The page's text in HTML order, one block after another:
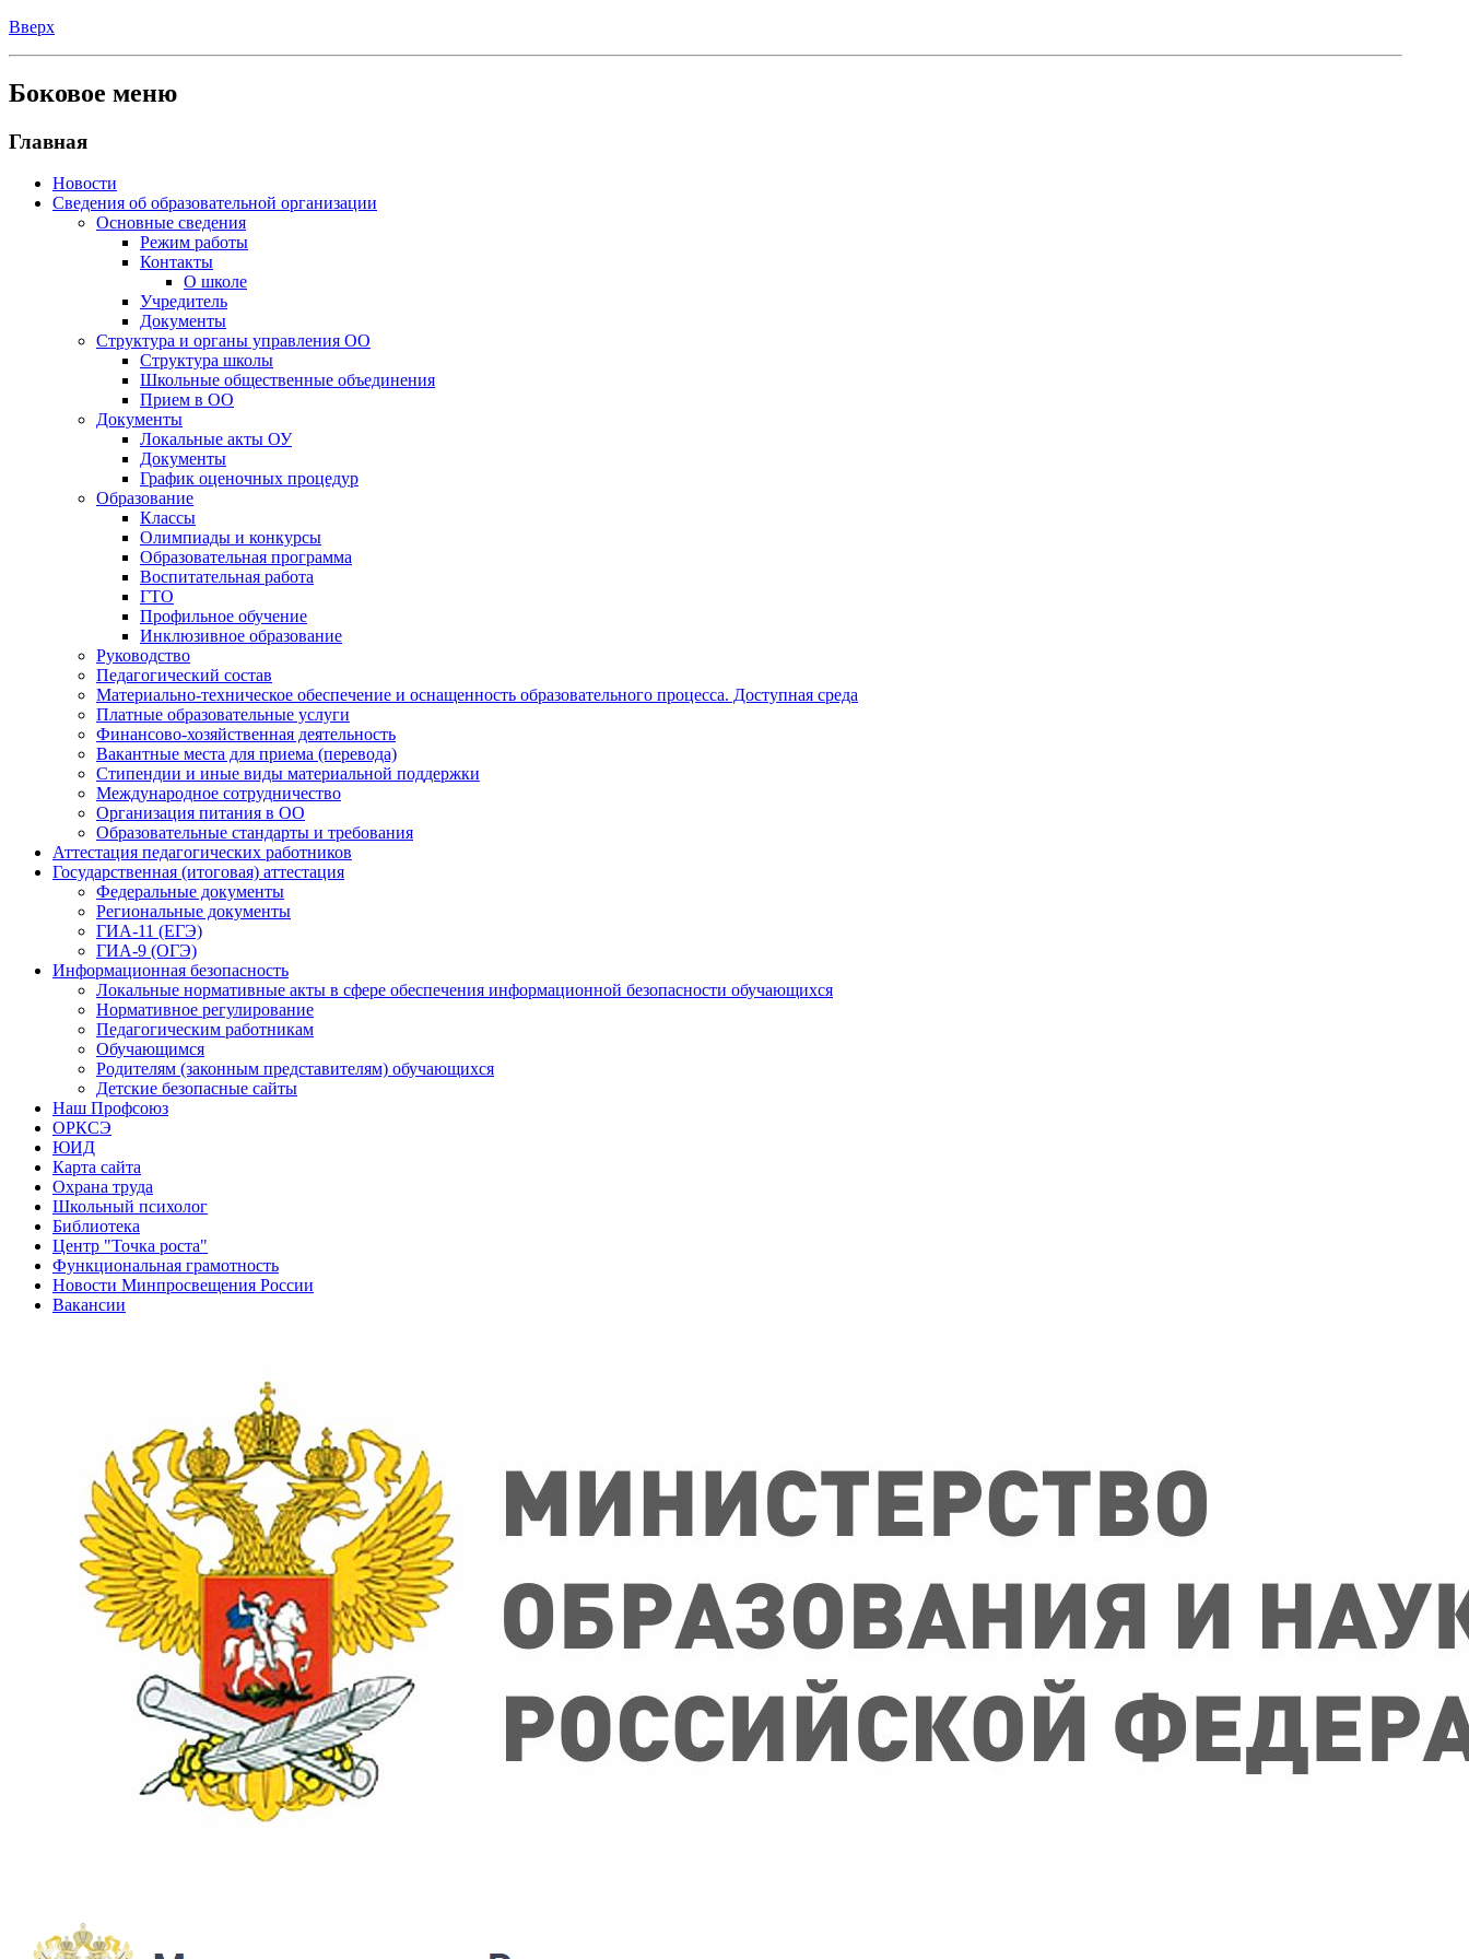
Вверх
Боковое меню
Главная
Новости
Сведения об образовательной организации
Основные сведения
Режим работы
Контакты
О школе
Учредитель
Документы
Структура и органы управления ОО
Структура школы
Школьные общественные объединения
Прием в ОО
Документы
Локальные акты ОУ
Документы
График оценочных процедур
Образование
Классы
Олимпиады и конкурсы
Образовательная программа
Воспитательная работа
ГТО
Профильное обучение
Инклюзивное образование
Руководство
Педагогический состав
Материально-техническое обеспечение и оснащенность образовательного процесса. Доступная среда
Платные образовательные услуги
Финансово-хозяйственная деятельность
Вакантные места для приема (перевода)
Стипендии и иные виды материальной поддержки
Международное сотрудничество
Организация питания в ОО
Образовательные стандарты и требования
Аттестация педагогических работников
Государственная (итоговая) аттестация
Федеральные документы
Региональные документы
ГИА-11 (ЕГЭ)
ГИА-9 (ОГЭ)
Информационная безопасность
Локальные нормативные акты в сфере обеспечения информационной безопасности обучающихся
Нормативное регулирование
Педагогическим работникам
Обучающимся
Родителям (законным представителям) обучающихся
Детские безопасные сайты
Наш Профсоюз
ОРКСЭ
ЮИД
Карта сайта
Охрана труда
Школьный психолог
Библиотека
Центр "Точка роста"
Функциональная грамотность
Новости Минпросвещения России
Вакансии